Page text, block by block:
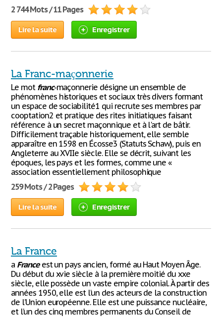
2 744 Mots / 11 Pages
Lire la suite Enregistrer
La Franc-maçonnerie
Le mot franc-maçonnerie désigne un ensemble de
phénomènes historiques et sociaux très divers formant
un espace de sociabilité1 qui recrute ses membres par
cooptation2 et pratique des rites initiatiques faisant
référence à un secret maçonnique et à l'art de bâtir.
Difficilement traçable historiquement, elle semble
apparaître en 1598 en Écosse3 (Statuts Schaw), puis en
Angleterre au XVIIe siècle. Elle se décrit, suivant les
époques, les pays et les formes, comme une «
association essentiellement philosophique
259 Mots / 2 Pages
Lire la suite Enregistrer
La France
a Franceest un pays ancien, formé au Haut Moyen Âge.
Du début du xvie siècle à la première moitié du xxe
siècle, elle possède un vaste empire colonial. À partir des
années 1950, elle est l’un des acteurs de la construction
de l’Union européenne. Elle est une puissance nucléaire,
et l’un des cinq membres permanents du Conseil de